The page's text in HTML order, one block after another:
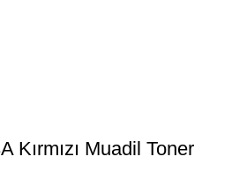
Kırmızı Muadil Toner